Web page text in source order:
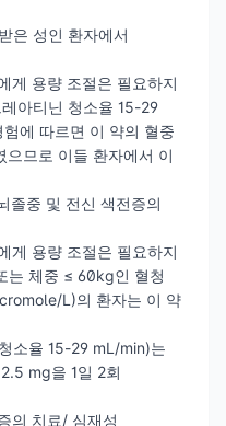
은 성인 환자에서
게 용량 조절은 필요하지
아티닌 청소율 15-29
에 따르면 이 약의 혈중
으므로 이들 환자에서 이
졸중 및 전신 색전증의
게 용량 조절은 필요하지
는 체중 ≤ 60kg인 혈청
L)의 환자는 이 약
소율 15-29 mL/min)는
mg을 1일 2회
의 치료/ 심재성